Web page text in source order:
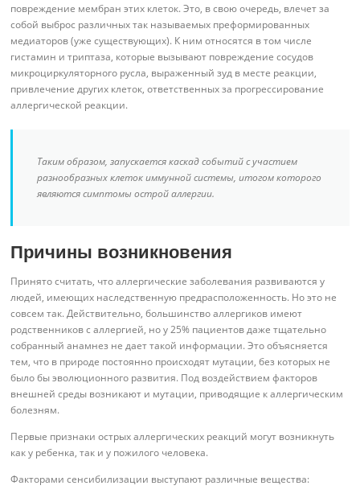
повреждение мембран этих клеток. Это, в свою очередь, влечет за
собой выброс различных так называемых преформированных
медиаторов (уже существующих). К ним относятся в том числе
гистамин и триптаза, которые вызывают повреждение сосудов
микроциркуляторного русла, выраженный зуд в месте реакции,
привлечение других клеток, ответственных за прогрессирование
аллергической реакции.
Таким образом, запускается каскад событий с участием
разнообразных клеток иммунной системы, итогом которого
являются симптомы острой аллергии.
Причины возникновения
Принято считать, что аллергические заболевания развиваются у
людей, имеющих наследственную предрасположенность. Но это не
совсем так. Действительно, большинство аллергиков имеют
родственников с аллергией, но у 25% пациентов даже тщательно
собранный анамнез не дает такой информации. Это объясняется
тем, что в природе постоянно происходят мутации, без которых не
было бы эволюционного развития. Под воздействием факторов
внешней среды возникают и мутации, приводящие к аллергическим
болезням.
Первые признаки острых аллергических реакций могут возникнуть
как у ребенка, так и у пожилого человека.
Факторами сенсибилизации выступают различные вещества: